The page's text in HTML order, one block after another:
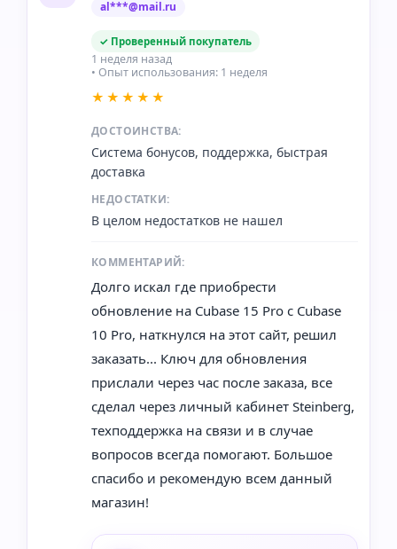
al***@mail.ru
✓ Проверенный покупатель
1 неделя назад
• Опыт использования: 1 неделя
★★★★★
ДОСТОИНСТВА:
Система бонусов, поддержка, быстрая
доставка
НЕДОСТАТКИ:
В целом недостатков не нашел
КОММЕНТАРИЙ:
Долго искал где приобрести
обновление на Cubase 15 Pro с Cubase
10 Pro, наткнулся на этот сайт, решил
заказать... Ключ для обновления
прислали через час после заказа, все
сделал через личный кабинет Steinberg,
техподдержка на связи и в случае
вопросов всегда помогают. Большое
спасибо и рекомендую всем данный
магазин!